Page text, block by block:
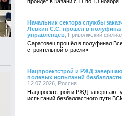
Начальник сектора службы
Левкин С.С. прошел в
управленцев , Приволжский
Саратовец прошёл в полуфинал
строительной отрасли»
Нацпроектстрой и РЖД
полевых испытаний
12.07.2026, Россия
Нацпроектстрой и РЖД завершают
испытаний безбалластного пути